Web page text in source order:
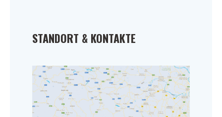
STANDORT & KONTAKTE